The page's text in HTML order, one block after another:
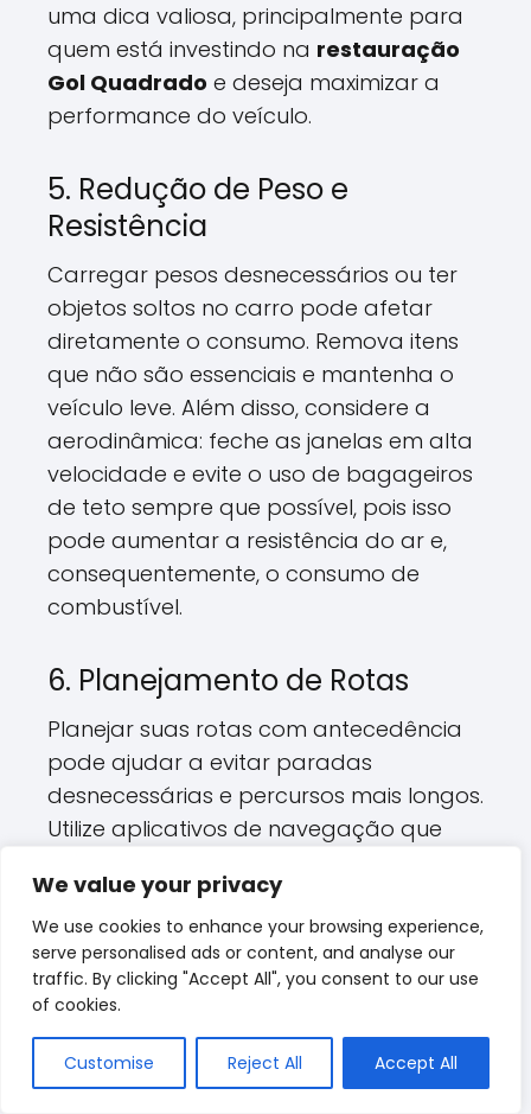
We value your privacy
We use cookies to enhance your browsing experience,
serve personalised ads or content, and analyse our
traffic. By clicking "Accept All", you consent to our use
of cookies.
Customise Reject All Accept All
uma dica valiosa, principalmente para
quem está investindo na restauração
Gol Quadrado e deseja maximizar a
performance do veículo.
5. Redução de Peso e
Resistência
Carregar pesos desnecessários ou ter
objetos soltos no carro pode afetar
diretamente o consumo. Remova itens
que não são essenciais e mantenha o
veículo leve. Além disso, considere a
aerodinâmica: feche as janelas em alta
velocidade e evite o uso de bagageiros
de teto sempre que possível, pois isso
pode aumentar a resistência do ar e,
consequentemente, o consumo de
combustível.
6. Planejamento de Rotas
Planejar suas rotas com antecedência
pode ajudar a evitar paradas
desnecessárias e percursos mais longos.
Utilize aplicativos de navegação que
em tempo real. Isso não só economiza
combustível, mas também proporciona
uma experiência de condução mais
agradável, especialmente em eventos
apreciam a beleza de veículos como o
Gol Quadrado.